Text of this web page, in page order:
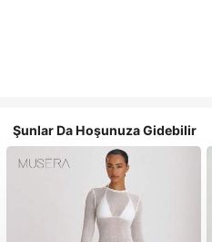
Şunlar Da Hoşunuza Gidebilir